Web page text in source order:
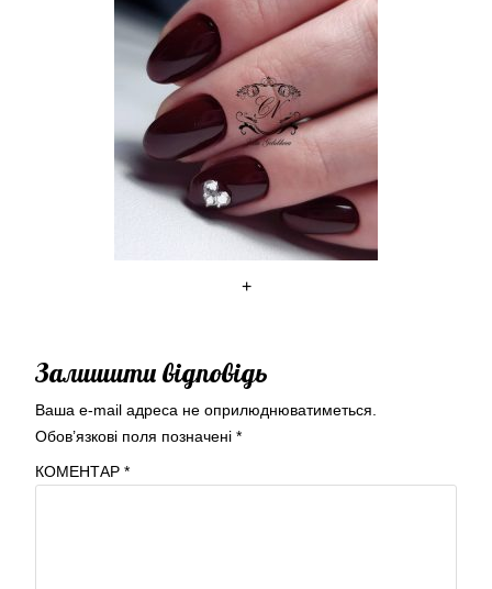
+
Залишити відповідь
Ваша e-mail адреса не оприлюднюватиметься.
Обов’язкові поля позначені *
КОМЕНТАР *